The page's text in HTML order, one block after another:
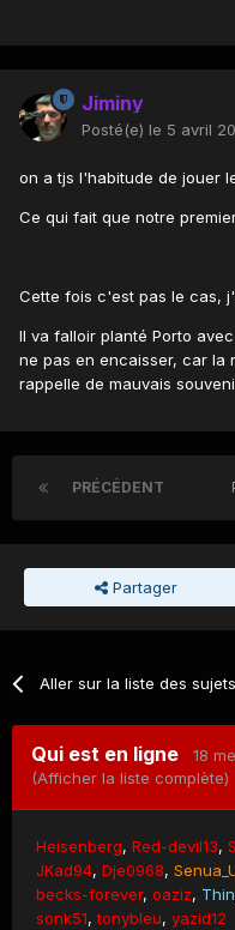
Jiminy
Posté(e) le 5 avril
on a tjs l'habitude de jouer
Ce qui fait que notre
Cette fois c'est pas le cas,
Il va falloir planté Porto
ne pas en encaisser, car la
rappelle de mauvais
PRÉCÉDENT
Partager
Aller sur la liste des sujets
Qui est en ligne 18
(Afficher la liste complète)
Heisenberg Red-devil13
JKad94 Dje0968
becks-forever oaziz
sonk51 tonybleu yazid12